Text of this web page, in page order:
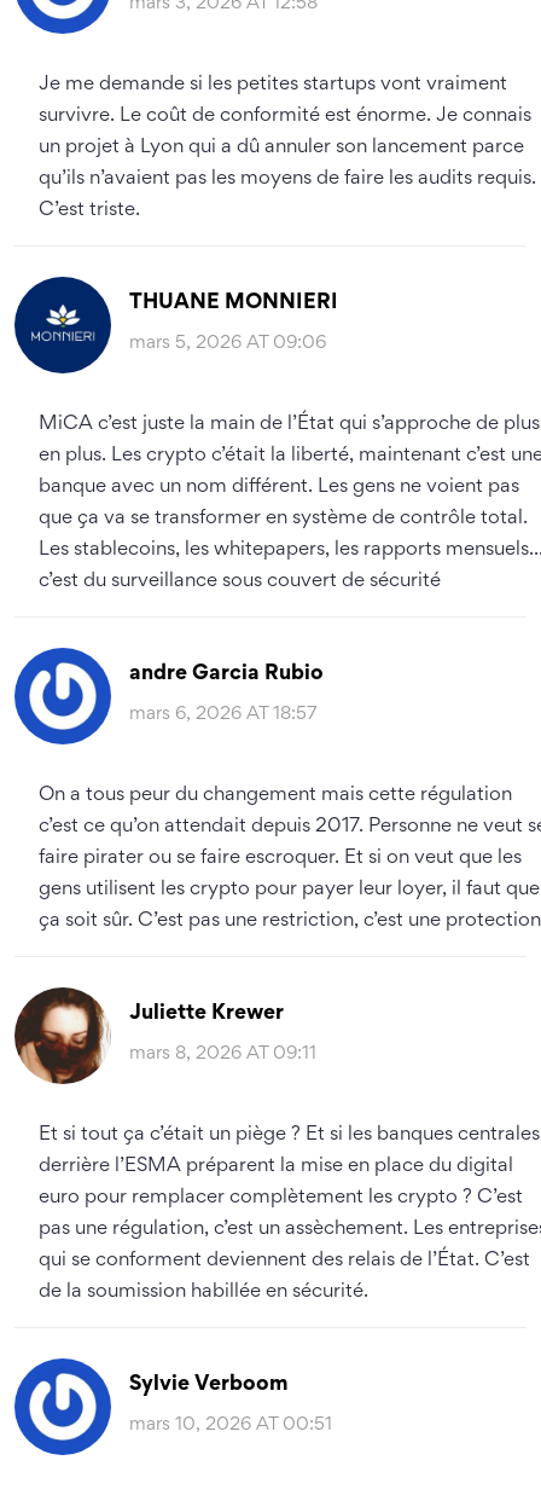
Je me demande si les petites startups vont vraiment
survivre. Le coût de conformité est énorme. Je connais
un projet à Lyon qui a dû annuler son lancement parce
qu’ils n’avaient pas les moyens de faire les audits requis.
C’est triste.
THUANE MONNIERI
mars 5, 2026 AT 09:06
MiCA c’est juste la main de l’État qui s’approche de plus
en plus. Les crypto c’était la liberté, maintenant c’est
banque avec un nom différent. Les gens ne voient pas
que ça va se transformer en système de contrôle total.
Les stablecoins, les whitepapers, les rapports
c’est du surveillance sous couvert de sécurité
andre Garcia Rubio
mars 6, 2026 AT 18:57
On a tous peur du changement mais cette régulation
c’est ce qu’on attendait depuis 2017. Personne ne veut
faire pirater ou se faire escroquer. Et si on veut que les
gens utilisent les crypto pour payer leur loyer, il faut que
ça soit sûr. C’est pas une restriction, c’est une
Juliette Krewer
mars 8, 2026 AT 09:11
Et si tout ça c’était un piège ? Et si les banques centrales
derrière l’ESMA préparent la mise en place du digital
euro pour remplacer complètement les crypto ? C’est
pas une régulation, c’est un assèchement. Les
qui se conforment deviennent des relais de l’État. C’est
de la soumission habillée en sécurité.
Sylvie Verboom
mars 10, 2026 AT 00:51